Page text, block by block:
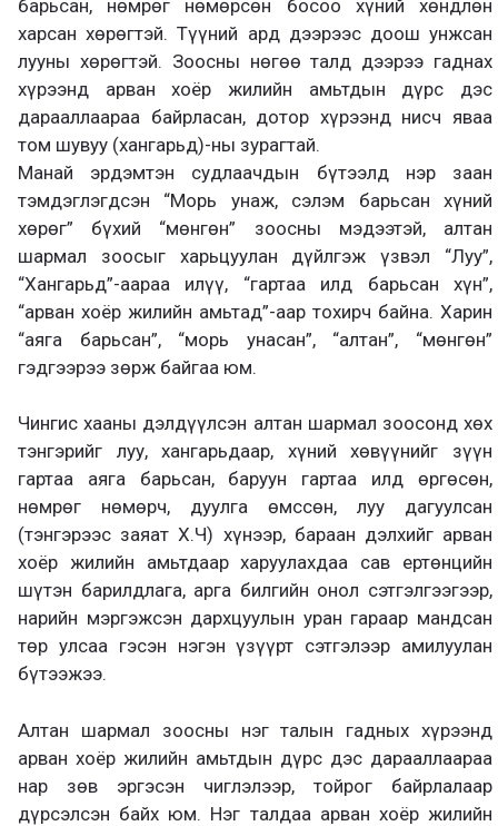
барьсан, нөмрөг нөмөрсөн босоо хүний хөндлөн
харсан хөрөгтэй. Түүний ард дээрээс доош унжсан
лууны хөрөгтэй. Зоосны нөгөө талд дээрээ гаднах
хүрээнд арван хоёр жилийн амьтдын дүрс дэс
дарааллаараа байрласан, дотор хүрээнд нисч яваа
том шувуу (хангарьд)-ны зурагтай.
Манай эрдэмтэн судлаачдын бүтээлд нэр заан
тэмдэглэгдсэн “Морь унаж, сэлэм барьсан хүний
хөрөг” бүхий “мөнгөн” зоосны мэдээтэй, алтан
шармал зоосыг харьцуулан дүйлгэж үзвэл “Луу”,
“Хангарьд”-аараа илүү, “гартаа илд барьсан хүн”,
“арван хоёр жилийн амьтад”-аар тохирч байна. Харин
“аяга барьсан”, “морь унасан”, “алтан”, “мөнгөн”
гэдгээрээ зөрж байгаа юм.
Чингис хааны дэлдүүлсэн алтан шармал зоосонд хөх
тэнгэрийг луу, хангарьдаар, хүний хөвүүнийг зүүн
гартаа аяга барьсан, баруун гартаа илд өргөсөн,
нөмрөг нөмөрч, дуулга өмссөн, луу дагуулсан
(тэнгэрээс заяат Х.Ч) хүнээр, бараан дэлхийг арван
хоёр жилийн амьтдаар харуулахдаа сав ертөнцийн
шүтэн барилдлага, арга билгийн онол сэтгэлгээгээр,
нарийн мэргэжсэн дархцуулын уран гараар мандсан
төр улсаа гэсэн нэгэн үзүүрт сэтгэлээр амилуулан
бүтээжээ.
Алтан шармал зоосны нэг талын гадных хүрээнд
арван хоёр жилийн амьтдын дүрс дэс дарааллаараа
нар зөв эргэсэн чиглэлээр, тойрог байрлалаар
дүрсэлсэн байх юм. Нэг талдаа арван хоёр жилийн